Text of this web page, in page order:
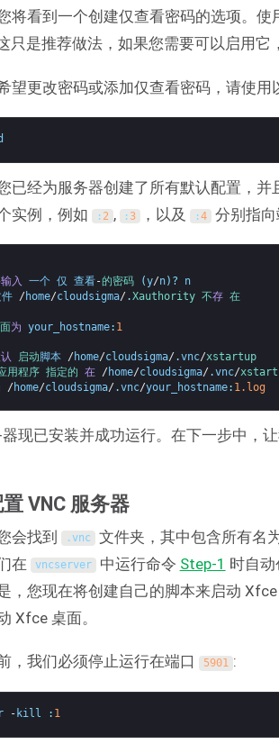
将看到一个创建仅查看密码的选项。
只是推荐做法，如果您需要可以启用它
望更改密码或添加仅查看密码，请使用
已经为服务器创建了所有默认配置，
实例，例如
: 2 , :3 ，以及 :4 分别指
输入 一个 仅 查看-的密码 (y/n) ?
n
/ home/cloudsigma/ .Xauthority 不存 在
为 your_hostname: 1
启动 脚本 / home/cloudsigma/ .vnc/xstartup
用程序 指定的 在 / home/cloudsigma/ .vnc/
/ home/cloudsigma/ .vnc/your_hostname: 1.log
器现已安装并成功运行。在下一步中，
VNC 服务器
会找到 .vnc 文件夹，其中包含所有名
在
vncserver 中运行命令 Step-1 时自
，您现在将创建自己的脚本来启动
Xfce 桌面。
，我们必须停止运行在端口 5901 :
- kill : 1